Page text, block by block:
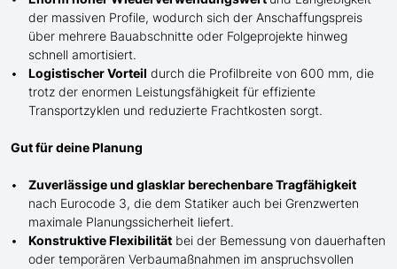
der massiven Profile, wodurch sich der Anschaffungspreis
über mehrere Bauabschnitte oder Folgeprojekte hinweg
schnell amortisiert.
Logistischer Vorteil durch die Profilbreite von 600 mm, die
trotz der enormen Leistungsfähigkeit für effiziente
Transportzyklen und reduzierte Frachtkosten sorgt.
Gut für deine Planung
Zuverlässige und glasklar berechenbare Tragfähigkeit
nach Eurocode 3, die dem Statiker auch bei Grenzwerten
maximale Planungssicherheit liefert.
Konstruktive Flexibilität bei der Bemessung von dauerhaften
oder temporären Verbaumaßnahmen im anspruchsvollen